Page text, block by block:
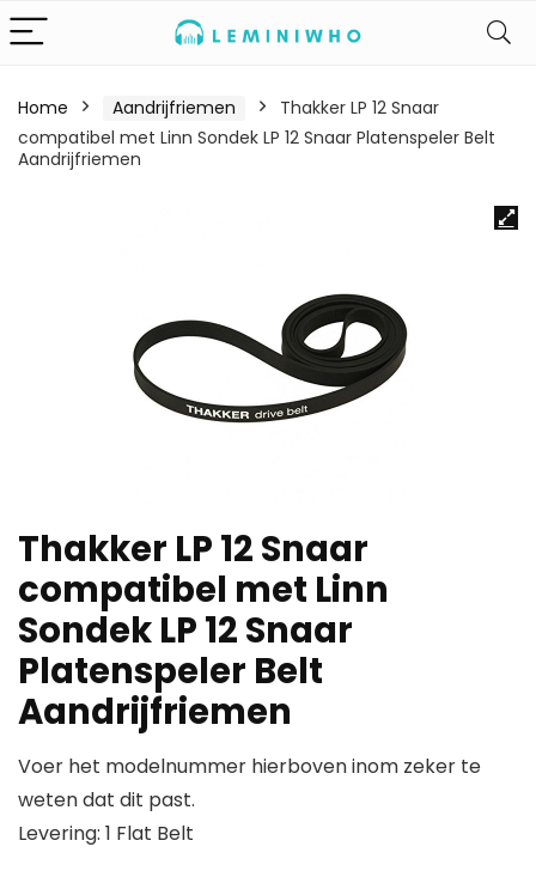
Home Aandrijfriemen
Thakker LP 12 Snaar
compatibel met Linn Sondek LP 12 Snaar Platenspeler Belt
Aandrijfriemen
Thakker LP 12 Snaar
compatibel met Linn
Sondek LP 12 Snaar
Platenspeler Belt
Aandrijfriemen
Voer het modelnummer hierboven inom zeker te
weten dat dit past.
Levering: 1 Flat Belt